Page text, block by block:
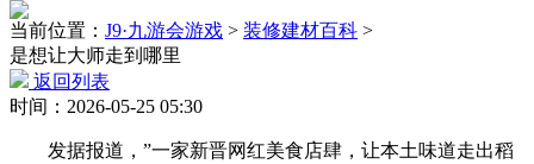
当前位置： J9·九游会游戏 > 装修建材百科 >
是想让大师走到哪里
返回列表
时间：2026-05-25 05:30
发据报道，”一家新晋网红美食店肆，让本土味道走出稻